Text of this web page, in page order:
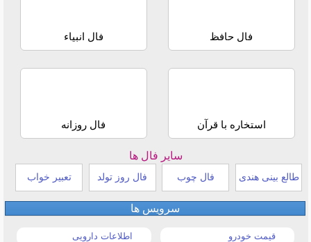
فال حافظ فال انبیاء
استخاره با قرآن فال روزانه
سایر فال ها
طالع بینی هندی فال چوب فال روز تولد تعبیر خواب
سرویس ها
قیمت خودرو اطلاعات دارویی